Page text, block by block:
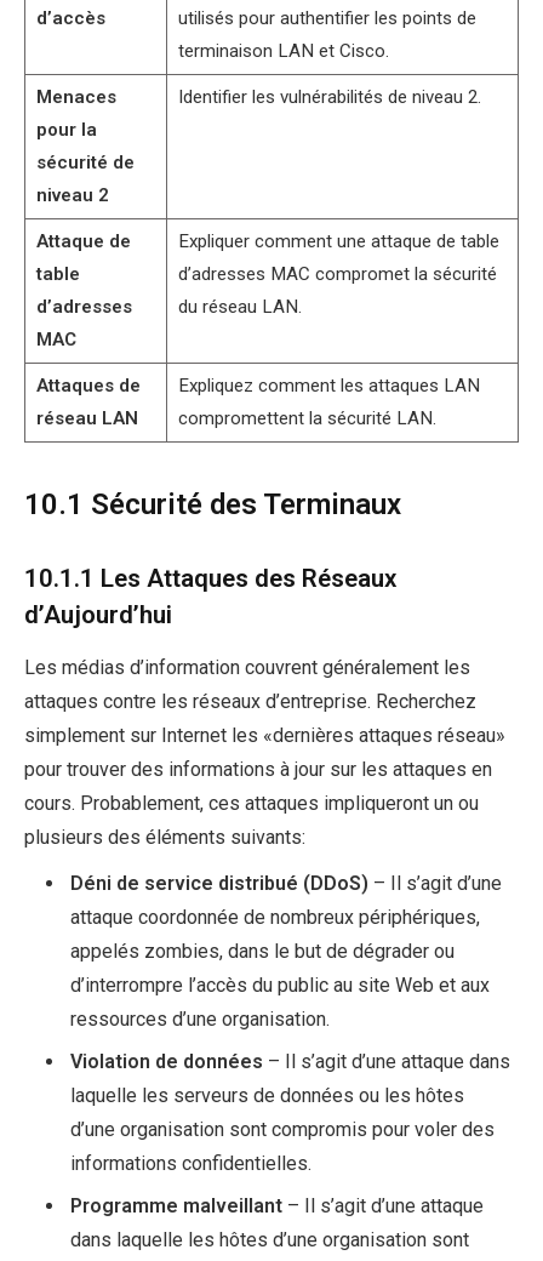
d’accès
utilisés pour authentifier les points de
terminaison LAN et Cisco.
Menaces
pour la
sécurité de
niveau 2
Identifier les vulnérabilités de niveau 2.
Attaque de
table
d’adresses
MAC
Expliquer comment une attaque de table
d’adresses MAC compromet la sécurité
du réseau LAN.
Attaques de
réseau LAN
Expliquez comment les attaques LAN
compromettent la sécurité LAN.
10.1 Sécurité des Terminaux
10.1.1 Les Attaques des Réseaux
d’Aujourd’hui
Les médias d’information couvrent généralement les
attaques contre les réseaux d’entreprise. Recherchez
simplement sur Internet les «dernières attaques réseau»
pour trouver des informations à jour sur les attaques en
cours. Probablement, ces attaques impliqueront un ou
plusieurs des éléments suivants:
Déni de service distribué (DDoS) – Il s’agit d’une
attaque coordonnée de nombreux périphériques,
appelés zombies, dans le but de dégrader ou
d’interrompre l’accès du public au site Web et aux
ressources d’une organisation.
Violation de données – Il s’agit d’une attaque dans
laquelle les serveurs de données ou les hôtes
d’une organisation sont compromis pour voler des
informations confidentielles.
Programme malveillant – Il s’agit d’une attaque
dans laquelle les hôtes d’une organisation sont